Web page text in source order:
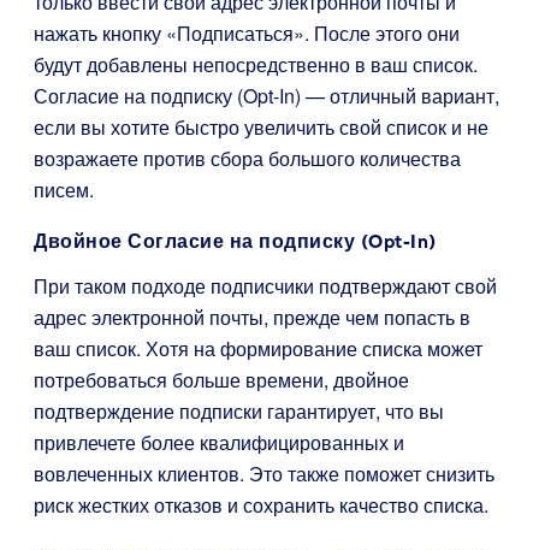
нажать кнопку «Подписаться». После этого они
будут добавлены непосредственно в ваш список.
Согласие на подписку (Opt-In) — отличный вариант,
если вы хотите быстро увеличить свой список и не
возражаете против сбора большого количества
писем.
Двойное Согласие на подписку (Opt-In)
При таком подходе подписчики подтверждают свой
адрес электронной почты, прежде чем попасть в
ваш список. Хотя на формирование списка может
потребоваться больше времени, двойное
подтверждение подписки гарантирует, что вы
привлечете более квалифицированных и
вовлеченных клиентов. Это также поможет снизить
риск жестких отказов и сохранить качество списка.